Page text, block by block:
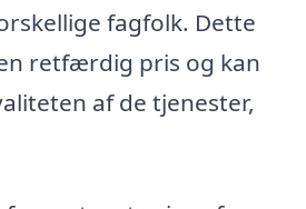
fagfolk. Dette
retfærdig pris og kan
af de tjenester,